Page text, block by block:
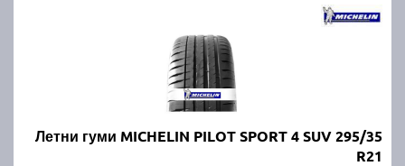
Летни гуми MICHELIN PILOT SPORT 4 SUV 295/35
R21